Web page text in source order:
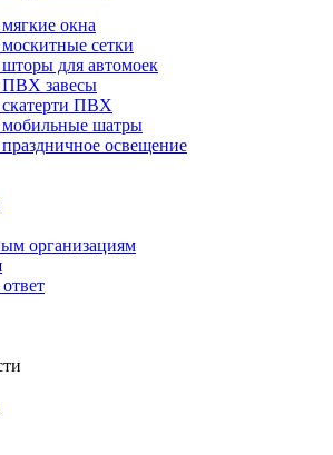
окна
сетки
для автомоек
завесы
ПВХ
шатры
освещение
организациям